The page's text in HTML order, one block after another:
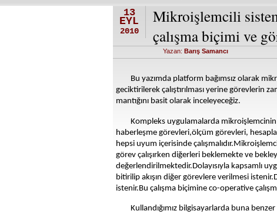
13
EYL
2010
Mikroişlemcili
çalışma biçimi ve
Yazan: Barış Samancı
Bu yazımda platform bağımsız olarak
geciktirilerek çalıştırılması yerine görevlerin
mantığını basit olarak inceleyeceğiz.
Kompleks uygulamalarda mikroişlemcinin
haberleşme görevleri,ölçüm görevleri,
hepsi uyum içerisinde
görev çalışırken diğerleri beklemekte ve
değerlendirilmektedir.Dolayısıyla kapsamlı
bitirilip akışın diğer görevlere verilmesi
istenir.Bu çalışma biçimine co-operative
Kullandığımız bilgisayarlarda buna